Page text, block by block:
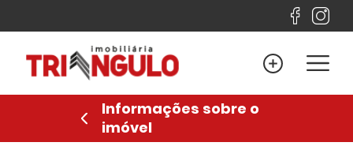
Home
Venda
Locação
Lançamentos
Informações sobre o
imóvel